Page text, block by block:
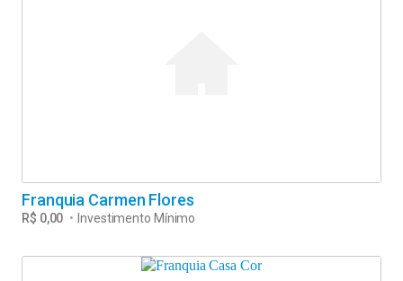
R$ 0,00 • Investimento Mínimo
Franquia Carmen Flores